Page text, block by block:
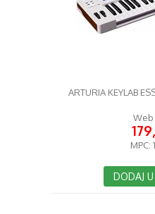
DJ OPREMA
ARTURIA KEYLAB
Web
MPC:
DODAJ